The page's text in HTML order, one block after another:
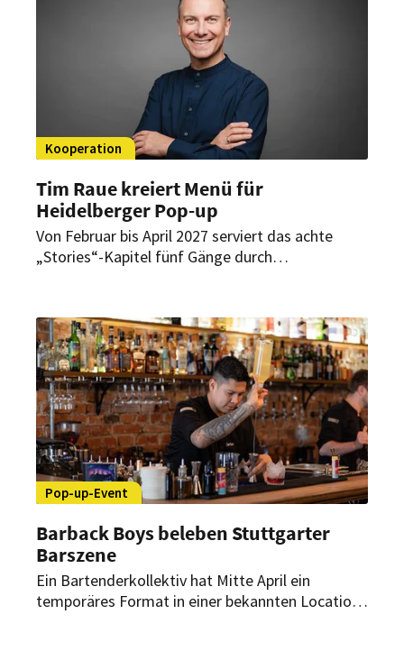
Kooperation
Tim Raue kreiert Menü für
Heidelberger Pop-up
Von Februar bis April 2027 serviert das achte
„Stories“-Kapitel fünf Gänge durch
Supermarktlager im Patrick-Henry-Village.
Pop-up-Event
Barback Boys beleben Stuttgarter
Barszene
Ein Bartenderkollektiv hat Mitte April ein
temporäres Format in einer bekannten Location